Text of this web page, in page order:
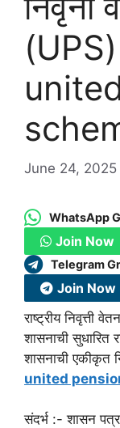
June 24, 2025
WhatsApp
Join Now
Telegram
Join Now
राष्ट्रीय निवृत्ती
शासनाची सुधारित
शासनाची एकीकृत
united
संदर्भ :- शासन